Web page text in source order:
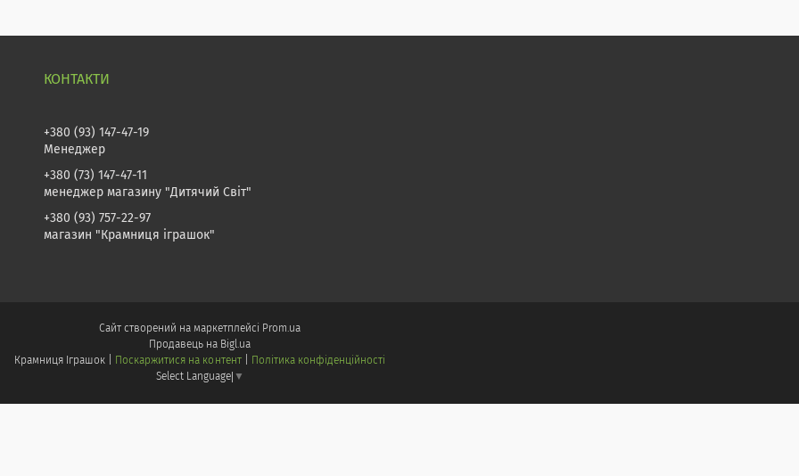
+380 (93) 147-47-19
Менеджер
+380 (73) 147-47-11
менеджер магазину "Дитячий Світ"
+380 (93) 757-22-97
магазин "Крамниця іграшок"
Сайт створений на маркетплейсі Prom.ua
Продавець на Bigl.ua
Поскаржитися на контент
Політика конфіденційності
Select Language ▼